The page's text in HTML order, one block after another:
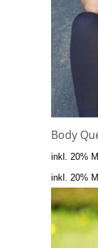
Body
inkl. 20%
inkl. 20%